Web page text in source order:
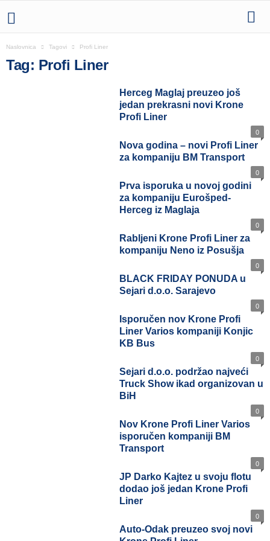
Naslovnica Tagovi Profi Liner
Tag: Profi Liner
Herceg Maglaj preuzeo još
jedan prekrasni novi Krone
Profi Liner
0
Nova godina – novi Profi Liner
za kompaniju BM Transport
0
Prva isporuka u novoj godini
za kompaniju Eurošped-
Herceg iz Maglaja
0
Rabljeni Krone Profi Liner za
kompaniju Neno iz Posušja
0
BLACK FRIDAY PONUDA u
Sejari d.o.o. Sarajevo
0
Isporučen nov Krone Profi
Liner Varios kompaniji Konjic
KB Bus
0
Sejari d.o.o. podržao najveći
Truck Show ikad organizovan u
BiH
0
Nov Krone Profi Liner Varios
isporučen kompaniji BM
Transport
0
JP Darko Kajtez u svoju flotu
dodao još jedan Krone Profi
Liner
0
Auto-Odak preuzeo svoj novi